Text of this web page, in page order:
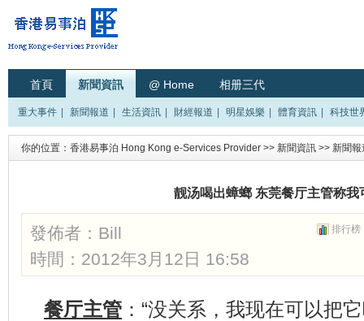
首頁 新聞資訊 @ Home 相册三代
重大事件 新聞報道 生活資訊 財經報道 明星娛樂 體育資訊 科技世
你的位置： 香港易事泊 Hong Kong e-Services Provider >> 新聞資訊 >> 新聞報
靓汤喝出蟑螂 东莞餐厅主管称我
排行榜
發佈者： Bill
時間：2012年3月12日 16:58
餐厅主管 ：“没关系，我现在可以把